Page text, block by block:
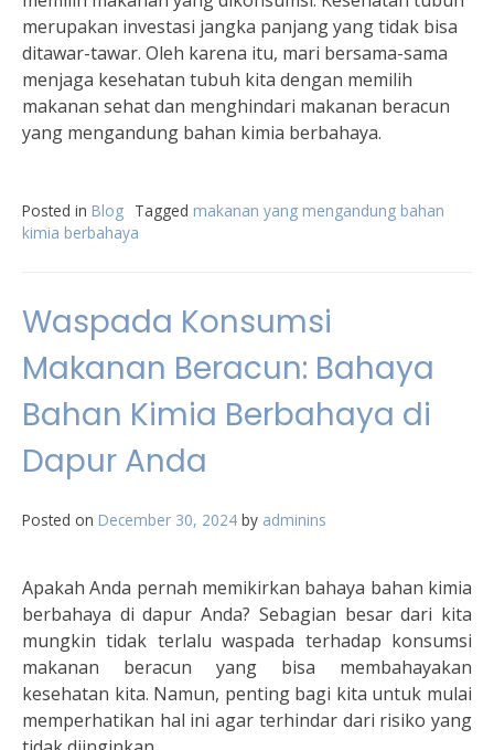
merupakan investasi jangka panjang yang tidak bisa
ditawar-tawar. Oleh karena itu, mari bersama-sama
menjaga kesehatan tubuh kita dengan memilih
makanan sehat dan menghindari makanan beracun
yang mengandung bahan kimia berbahaya.
Posted in Blog Tagged makanan yang mengandung bahan
kimia berbahaya
Waspada Konsumsi
Makanan Beracun: Bahaya
Bahan Kimia Berbahaya di
Dapur Anda
Posted on December 30, 2024 by adminins
Apakah Anda pernah memikirkan bahaya bahan kimia
berbahaya di dapur Anda? Sebagian besar dari kita
mungkin tidak terlalu waspada terhadap konsumsi
makanan beracun yang bisa membahayakan
kesehatan kita. Namun, penting bagi kita untuk mulai
memperhatikan hal ini agar terhindar dari risiko yang